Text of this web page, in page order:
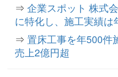
⇒ 企業スポット 株式
に特化し、施工実績は
⇒ 置床工事を年500件
売上2億円超